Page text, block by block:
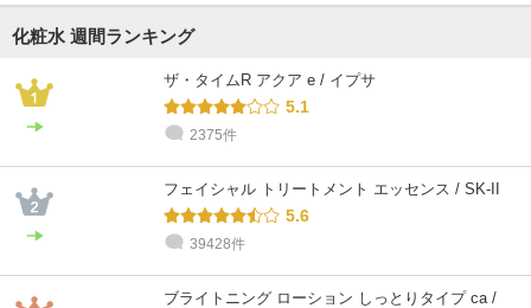
化粧水 週間ランキング
ザ・タイムR アクア e / イプサ
5.1
2375件
フェイシャル トリートメント エッセンス / SK-II
5.6
39428件
ブライトニング ローション しっとりタイプ ca /